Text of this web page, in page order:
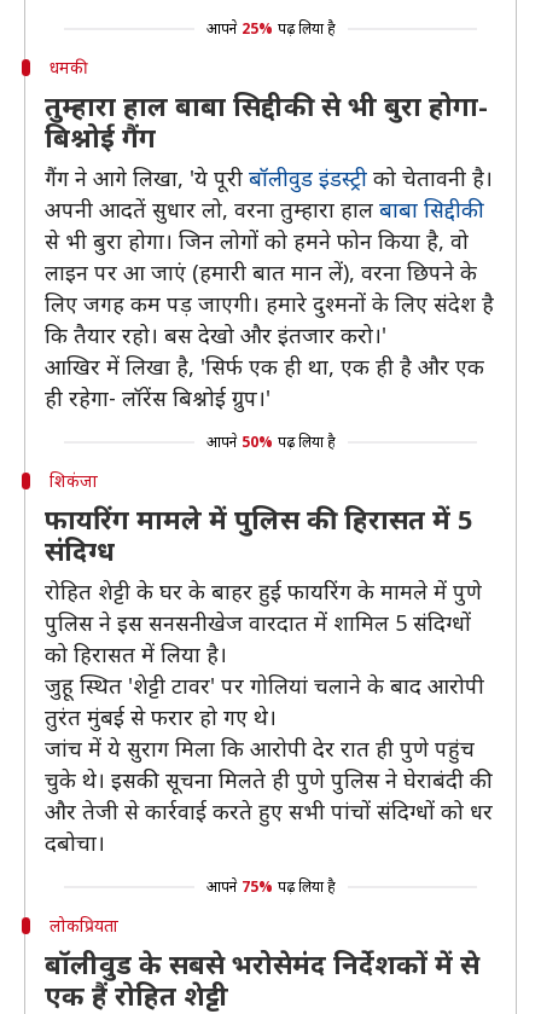
आपने 25% पढ़ लिया है
धमकी
तुम्हारा हाल बाबा सिद्दीकी से भी बुरा होगा-
बिश्नोई गैंग
गैंग ने आगे लिखा, 'ये पूरी बॉलीवुड इंडस्ट्री को चेतावनी है।
अपनी आदतें सुधार लो, वरना तुम्हारा हाल बाबा सिद्दीकी
से भी बुरा होगा। जिन लोगों को हमने फोन किया है, वो
लाइन पर आ जाएं (हमारी बात मान लें), वरना छिपने के
लिए जगह कम पड़ जाएगी। हमारे दुश्मनों के लिए संदेश है
कि तैयार रहो। बस देखो और इंतजार करो।'
आखिर में लिखा है, 'सिर्फ एक ही था, एक ही है और एक
ही रहेगा- लॉरेंस बिश्नोई ग्रुप।'
आपने 50% पढ़ लिया है
शिकंजा
फायरिंग मामले में पुलिस की हिरासत में 5
संदिग्ध
रोहित शेट्टी के घर के बाहर हुई फायरिंग के मामले में पुणे
पुलिस ने इस सनसनीखेज वारदात में शामिल 5 संदिग्धों
को हिरासत में लिया है।
जुहू स्थित 'शेट्टी टावर' पर गोलियां चलाने के बाद आरोपी
तुरंत मुंबई से फरार हो गए थे।
जांच में ये सुराग मिला कि आरोपी देर रात ही पुणे पहुंच
चुके थे। इसकी सूचना मिलते ही पुणे पुलिस ने घेराबंदी की
और तेजी से कार्रवाई करते हुए सभी पांचों संदिग्धों को धर
दबोचा।
आपने 75% पढ़ लिया है
लोकप्रियता
बॉलीवुड के सबसे भरोसेमंद निर्देशकों में से
एक हैं रोहित शेट्टी